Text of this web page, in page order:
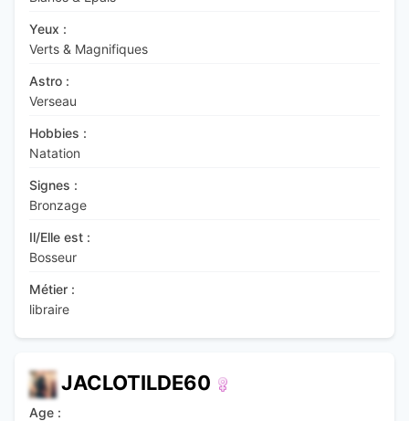
Yeux :
Verts & Magnifiques
Astro :
Verseau
Hobbies :
Natation
Signes :
Bronzage
Il/Elle est :
Bosseur
Métier :
libraire
JACLOTILDE60
Age :